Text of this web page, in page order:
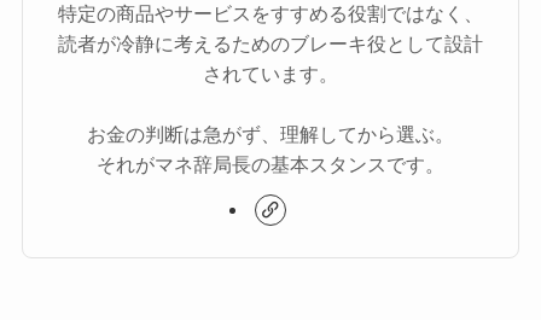
特定の商品やサービスをすすめる役割ではなく、
読者が冷静に考えるためのブレーキ役として設計
されています。
お金の判断は急がず、理解してから選ぶ。
それがマネ辞局長の基本スタンスです。